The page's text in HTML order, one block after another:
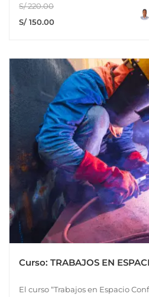
S/ 220.00
S/ 150.00
Curso: TRABAJOS EN
El curso “Trabajos en Espacio